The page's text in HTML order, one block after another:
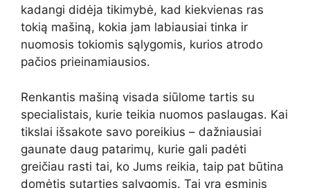
kadangi didėja tikimybė, kad kiekvienas ras
tokią mašiną, kokia jam labiausiai tinka ir
nuomosis tokiomis sąlygomis, kurios atrodo
pačios prieinamiausios.
Renkantis mašiną visada siūlome tartis su
specialistais, kurie teikia nuomos paslaugas. Kai
tikslai išsakote savo poreikius – dažniausiai
gaunate daug patarimų, kurie gali padėti
greičiau rasti tai, ko Jums reikia, taip pat būtina
domėtis sutarties sąlygomis. Tai yra esminis